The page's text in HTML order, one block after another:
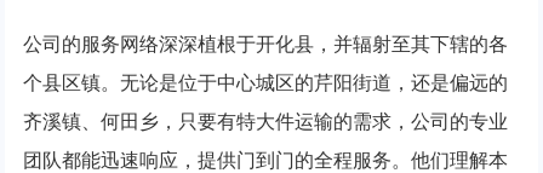
公司的服务网络深深植根于开化县，并辐射至其下辖的各
个县区镇。无论是位于中心城区的芹阳街道，还是偏远的
齐溪镇、何田乡，只要有特大件运输的需求，公司的专业
团队都能迅速响应，提供门到门的全程服务。他们理解本